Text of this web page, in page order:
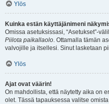
Ylös
Kuinka estän käyttäjänimeni
Omissa asetuksissasi, “Asetukset”-
Piilota paikallaolo. Ottamalla tämän
valvojille ja itsellesi. Sinut lasketaan
Ylös
Ajat ovat väärin!
On mahdollista, että näytetty aika on
olet. Tässä tapauksessa valitse